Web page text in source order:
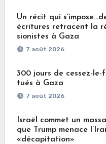
Un récit qui
écritures retracent la
sionistes à Gaza
7 août 2026
300 jours de cessez-
tués à Gaza
7 août 2026
Israël commet un
que Trump menace
«décapitation»